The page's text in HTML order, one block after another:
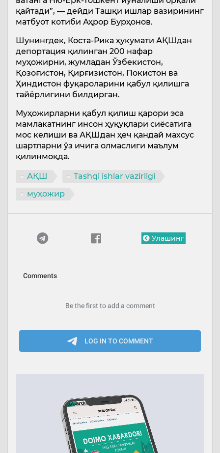
қайтади”, — дейди Ташқи ишлар вазирининг
матбуот котиби Аҳрор Бурҳонов.
Шунингдек, Коста-Рика ҳукумати АҚШдан
депортация қилинган 200 нафар
муҳожирни, жумладан Ўзбекистон,
Қозоғистон, Қирғизистон, Покистон ва
Ҳиндистон фуқароларини қабул қилишга
тайёрлигини билдирган.
Муҳожирларни қабул қилиш қарори эса
мамлакатнинг инсон ҳуқуқлари сиёсатига
мос келиши ва АҚШдан ҳеч қандай махсус
шартларни ўз ичига олмаслиги маълум
қилинмоқда.
АҚШ
Tashqi ishlar vazirligi
муҳожир
Улашинг